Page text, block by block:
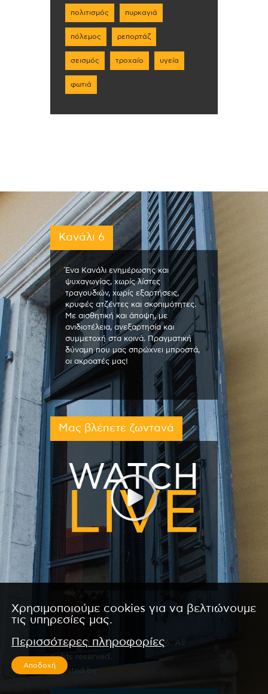
πολιτισμός πυρκαγιά
πόλεμος ρεπορτάζ
σεισμός τροχαίο υγεία
φωτιά
Κανάλι 6
Ένα Κανάλι ενημέρωσης και
ψυχαγωγίας, χωρίς λίστες
τραγουδιών, χωρίς εξαρτήσεις,
κρυφές ατζέντες και σκοπιμότητες.
Με αισθητική και άποψη, με
ανιδιοτέλεια, ανεξαρτησία και
συμμετοχή στα κοινά. Πραγματική
δύναμη που μας σπρώχνει μπροστά,
οι ακροατές μας!
Μας βλέπετε ζωντανά
Copyright © 2026 by Kanali 6. All
rights reserved.
CReated by CReatures.
Χρησιμοποιούμε cookies για να βελτιώνουμε
τις υπηρεσίες μας.
Περισσότερες πληροφορίες
Αποδοχή